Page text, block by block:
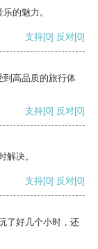
的魅力。
支持[0] 反对[0]
到高品质的旅行体
支持[0] 反对[0]
解决。
支持[0] 反对[0]
了好几个小时，还